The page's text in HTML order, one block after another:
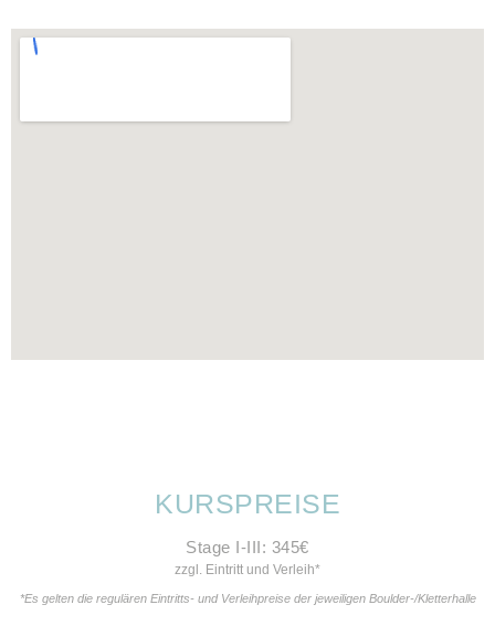
KURSPREISE
Stage I-III: 345€
zzgl. Eintritt und Verleih*
*Es gelten die regulären Eintritts- und Verleihpreise der jeweiligen Boulder-/Kletterhalle